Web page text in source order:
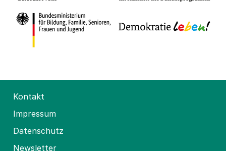
Kontakt
Impressum
Datenschutz
Newsletter